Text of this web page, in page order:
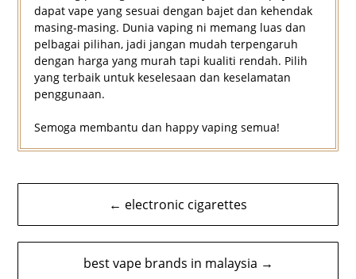
dapat vape yang sesuai dengan bajet dan kehendak
masing-masing. Dunia vaping ni memang luas dan
pelbagai pilihan, jadi jangan mudah terpengaruh
dengan harga yang murah tapi kualiti rendah. Pilih
yang terbaik untuk keselesaan dan keselamatan
penggunaan.
Semoga membantu dan happy vaping semua!
Navigasi
kiriman
← electronic cigarettes
best vape brands in malaysia →